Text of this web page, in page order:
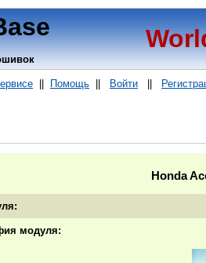
|| Помощь|| Войти||
Honda
модуля: